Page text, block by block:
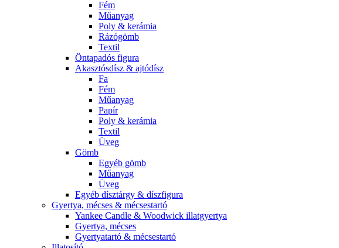
Fém
Műanyag
Poly & kerámia
Rázógömb
Textil
Öntapadós figura
Akasztósdísz & ajtódísz
Fa
Fém
Műanyag
Papír
Poly & kerámia
Textil
Üveg
Gömb
Egyéb gömb
Műanyag
Üveg
Egyéb dísztárgy & díszfigura
Gyertya, mécses & mécsestartó
Yankee Candle & Woodwick illatgyertya
Gyertya, mécses
Gyertyatartó & mécsestartó